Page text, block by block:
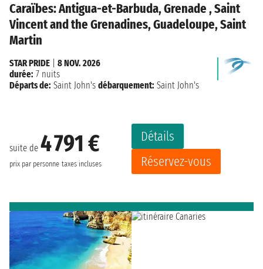
Caraïbes: Antigua-et-Barbuda, Grenade , Saint
Vincent and the Grenadines, Guadeloupe, Saint
Martin
suite de 4 791 €
prix par personne taxes incluses
Détails
Réservez-vous
STAR PRIDE
8 NOV. 2026
durée: 7 nuits
Départs de: Saint John's débarquement: Saint John's